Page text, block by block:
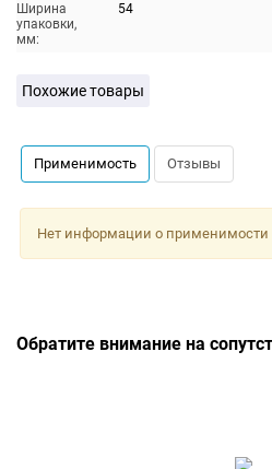
Ширина
упаковки,
мм:
54
Похожие товары
Применимость Отзывы
Нет информации о применимости
Обратите внимание на